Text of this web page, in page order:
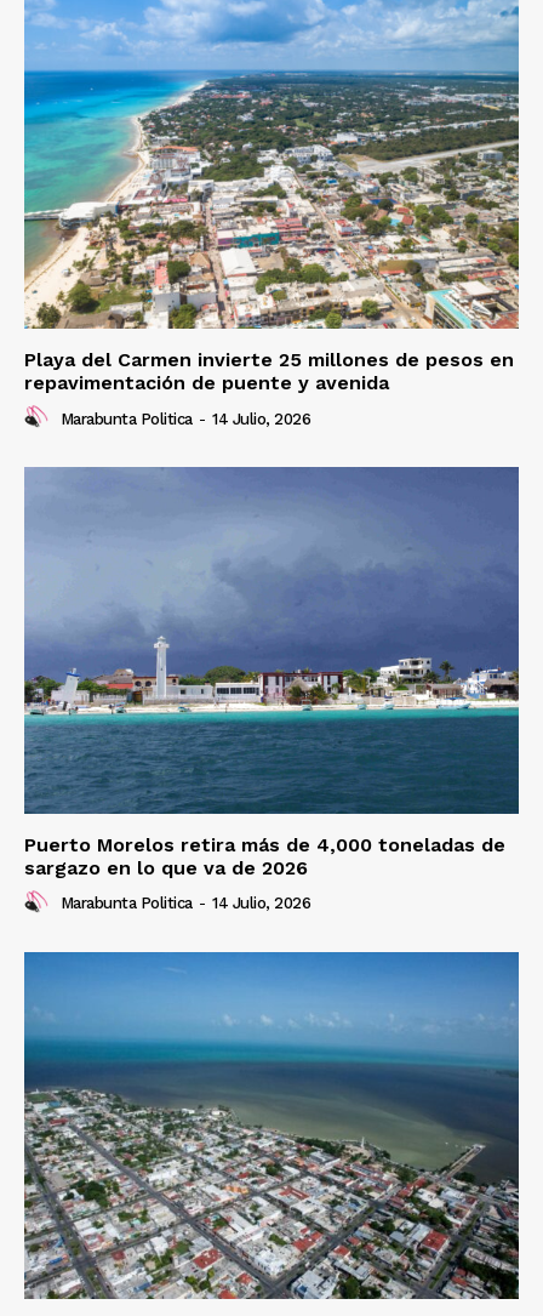
Playa del Carmen invierte 25 millones de pesos en
repavimentación de puente y avenida
Marabunta Politica - 14 Julio, 2026
Puerto Morelos retira más de 4,000 toneladas de
sargazo en lo que va de 2026
Marabunta Politica - 14 Julio, 2026